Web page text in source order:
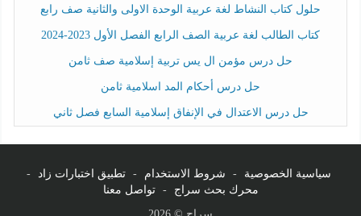
حلول كتاب النشاط لغة عربية الوحدة الاولى والثانية صف رابع
كتاب الطالب لغة عربية الصف الرابع الفصل الأول 2023-2024
حل درس مؤمن ال يس تربية إسلامية صف ثامن
حل درس أحكام المد اسلامية ثامن
حل درس الاعتدال في الإنفاق إسلامية السابع فصل ثاني
سياسية الخصوصية - شروط الاستخدام - تطبيق اختبارات زاد
-
محرك بحث سراج
-
تواصل معنا